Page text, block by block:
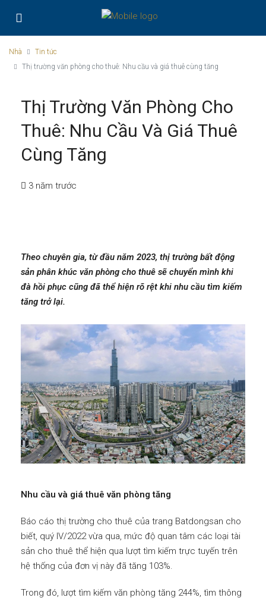
Nhà
Tin tức
Thị trường văn phòng cho thuê: Nhu cầu và giá thuê cùng tăng
Thị Trường Văn Phòng Cho
Thuê: Nhu Cầu Và Giá Thuê
Cùng Tăng
3 năm trước
Theo chuyên gia, từ đầu năm 2023, thị trường bất động
sản phân khúc văn phòng cho thuê sẽ chuyển mình khi
đà hồi phục cũng đã thể hiện rõ rệt khi nhu cầu tìm kiếm
tăng trở lại.
Nhu cầu và giá thuê văn phòng tăng
Báo cáo thị trường cho thuê của trang Batdongsan cho
biết, quý IV/2022 vừa qua, mức độ quan tâm các loại tài
sản cho thuê thể hiện qua lượt tìm kiếm trực tuyến trên
hệ thống của đơn vị này đã tăng 103%.
Trong đó, lượt tìm kiếm văn phòng tăng 244%, tìm thông